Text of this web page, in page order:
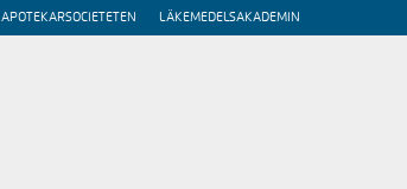
APOTEKARSOCIETETEN LÄKEMEDELSAKADEMIN